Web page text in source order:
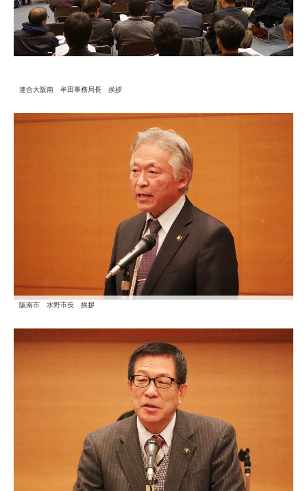
連合大阪南 牟田事務局長 挨拶
阪南市 水野市長 挨拶